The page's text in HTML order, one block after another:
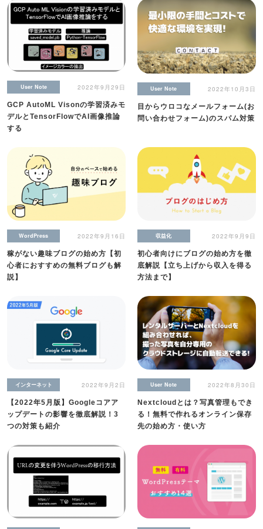
2022年9月29日
User Note
GCP AutoML Visonの学習済みモ
デルとTensorFlowでAI画像推論
する
2022年10月3日
User Note
目からウロコなメールフォーム(お
問い合わせフォーム)のスパム対策
2022年9月16日
WordPress
稼がない趣味ブログの始め方【初
心者におすすめの無料ブログも解
説】
2022年9月9日
収益化
初心者向けにブログの始め方を徹
底解説【立ち上げから収入を得る
方法まで】
2022年9月2日
インターネット
【2022年5月版】Googleコアア
ップデートの影響を徹底解説！3
つの対策も紹介
2022年8月30日
User Note
Nextcloudとは？写真管理もでき
る！無料で作れるオンライン保存
先の始め方・使い方